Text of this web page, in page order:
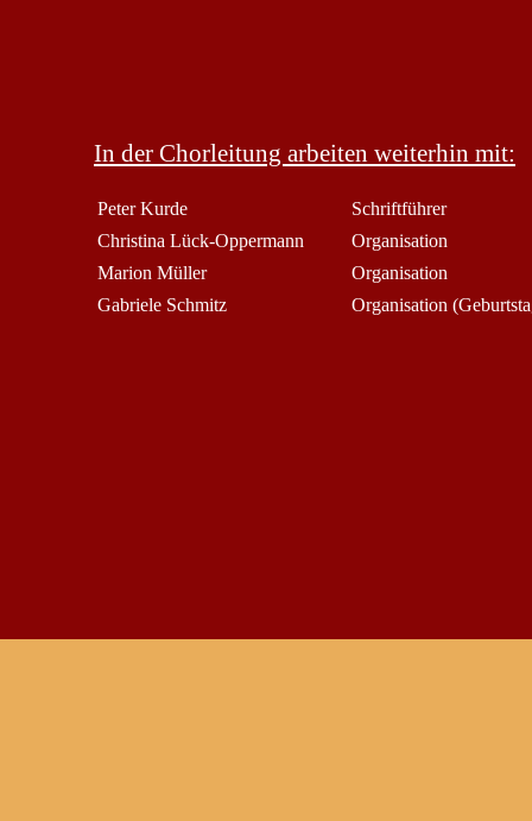
In der Chorleitung arbeiten weiterhin mit:
Peter Kurde
Schriftführer
Christina Lück-Oppermann
Organisation
Marion Müller
Organisation
Gabriele Schmitz
Organisation